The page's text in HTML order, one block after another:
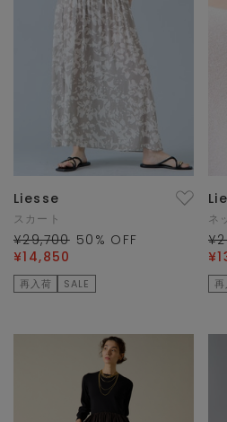
Liesse
スカート
¥29,700 50 % OFF
¥14,850
再入荷 SALE
ネ